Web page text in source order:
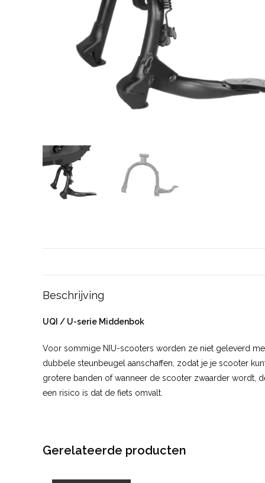
Beschrijving
UQI / U-serie Middenbok
Voor sommige NIU-scooters worden ze niet geleverd
dubbele steunbeugel aanschaffen, zodat je je scooter
grotere banden of wanneer de scooter zwaarder wordt,
een risico is dat de fiets omvalt.
Gerelateerde producten